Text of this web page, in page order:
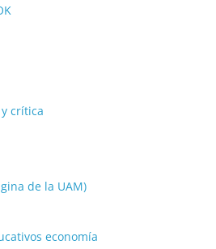
crítica
de la UAM)
economía